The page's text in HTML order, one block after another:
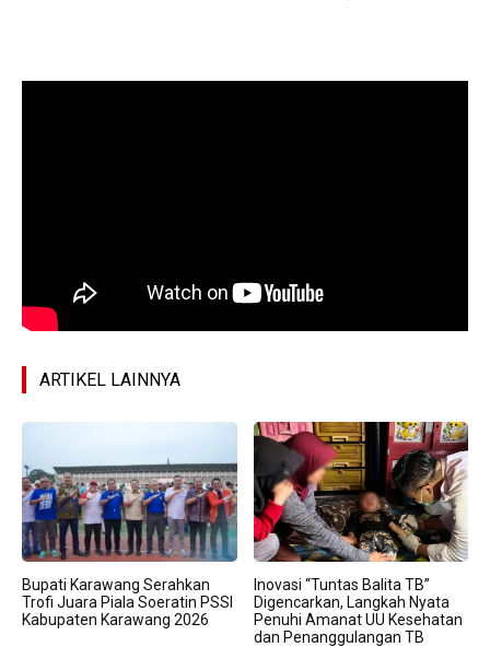
ARTIKEL LAINNYA
Bupati Karawang Serahkan
Trofi Juara Piala Soeratin PSSI
Kabupaten Karawang 2026
Inovasi “Tuntas Balita TB”
Digencarkan, Langkah Nyata
Penuhi Amanat UU Kesehatan
dan Penanggulangan TB